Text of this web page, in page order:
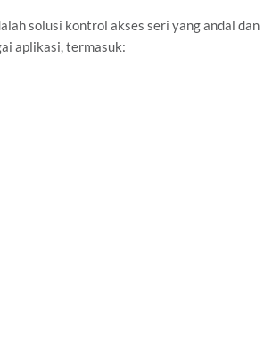
solusi kontrol akses seri yang andal dan
aplikasi, termasuk: